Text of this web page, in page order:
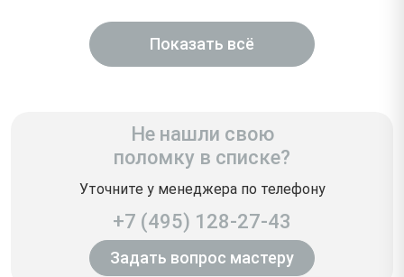
Показать всё
Не нашли свою
поломку в списке?
Уточните у менеджера по телефону
+7 (495) 128-27-43
Задать вопрос мастеру